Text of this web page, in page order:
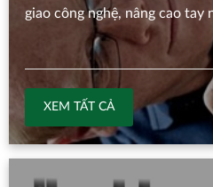
giao công nghệ, nâng cao tay
XEM TẤT CẢ